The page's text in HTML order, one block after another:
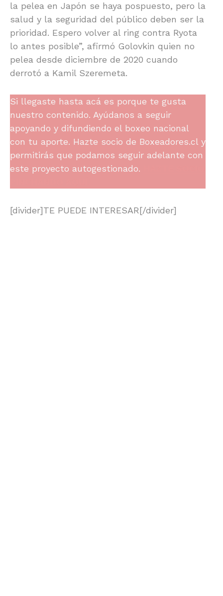
la pelea en Japón se haya pospuesto, pero la
salud y la seguridad del público deben ser la
prioridad. Espero volver al ring contra Ryota
lo antes posible”, afirmó Golovkin quien no
pelea desde diciembre de 2020 cuando
derrotó a Kamil Szeremeta.
Si llegaste hasta acá es porque te gusta
nuestro contenido. Ayúdanos a seguir
apoyando y difundiendo el boxeo nacional
con tu aporte. Hazte socio de Boxeadores.cl y
permitirás que podamos seguir adelante con
este proyecto autogestionado.
[divider]TE PUEDE INTERESAR[/divider]